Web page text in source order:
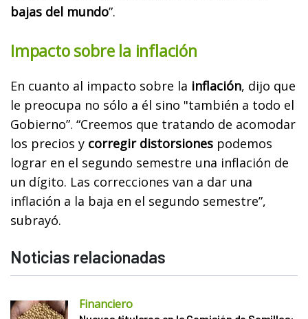
bajas del mundo”.
Impacto sobre la inflación
En cuanto al impacto sobre la inflación, dijo que
le preocupa no sólo a él sino "también a todo el
Gobierno”. “Creemos que tratando de acomodar
los precios y corregir distorsiones podemos
lograr en el segundo semestre una inflación de
un dígito. Las correcciones van a dar una
inflación a la baja en el segundo semestre”,
subrayó.
Noticias relacionadas
Financiero